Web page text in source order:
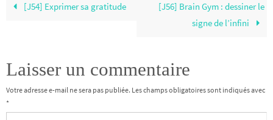
[J54] Exprimer sa gratitude
[J56] Brain Gym : dessiner le
signe de l’infini
Laisser un commentaire
Votre adresse e-mail ne sera pas publiée. Les champs obligatoires sont indiqués avec
*